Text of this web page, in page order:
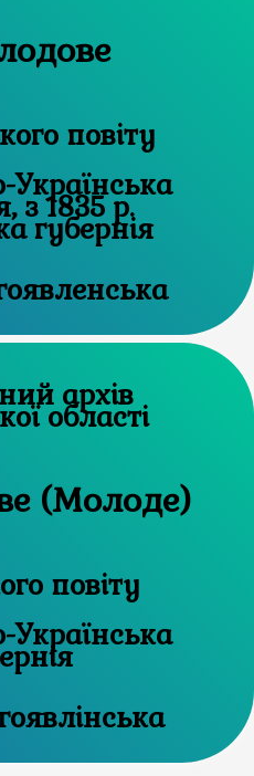
повіту
Українська
з 1835 р.
губернія
архів
області
(Молоде)
повіту
Українська